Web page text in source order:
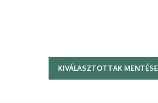
KIVÁLASZTOTTAK MENTÉSE